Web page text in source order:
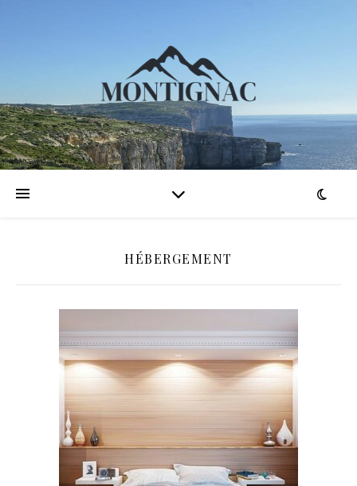
HÉBERGEMENT